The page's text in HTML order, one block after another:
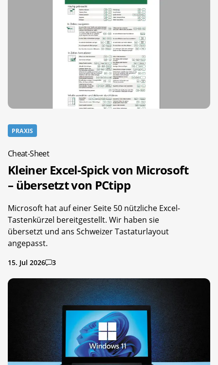
PRAXIS
Cheat-Sheet
Kleiner Excel-Spick von Microsoft
– übersetzt von PCtipp
Microsoft hat auf einer Seite 50 nützliche Excel-
Tastenkürzel bereitgestellt. Wir haben sie
übersetzt und ans Schweizer Tastaturlayout
angepasst.
15. Jul 2026 3